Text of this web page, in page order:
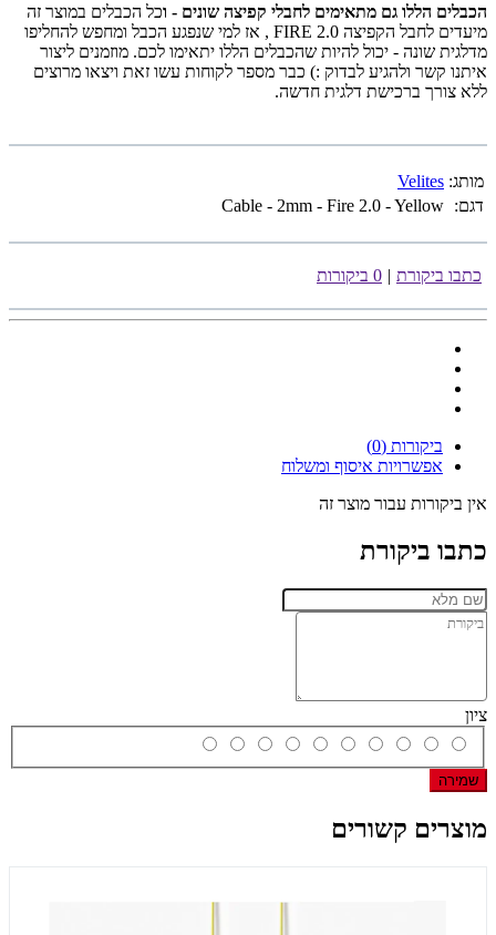
הכבלים הללו גם מתאימים לחבלי קפיצה שונים - וכל הכבלים במוצר זה
מיעדים לחבל הקפיצה FIRE 2.0 , אז למי שנפגע הכבל ומחפש להחליפו
מדלגית שונה - יכול להיות שהכבלים הללו יתאימו לכם. מוזמנים ליצור
איתנו קשר ולהגיע לבדוק :) כבר מספר לקוחות עשו זאת ויצאו מרוצים
ללא צורך ברכישת דלגית חדשה.
מותג: Velites
דגם: Cable - 2mm - Fire 2.0 - Yellow
כתבו ביקורת | 0 ביקורות
ביקורות (0)
אפשרויות איסוף ומשלוח
אין ביקורות עבור מוצר זה
כתבו ביקורת
ציון
שמירה
מוצרים קשורים